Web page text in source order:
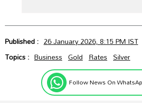
Published : 26 January 2026, 8:15 PM IST
Topics : Business Gold Rates Silver
Follow News On